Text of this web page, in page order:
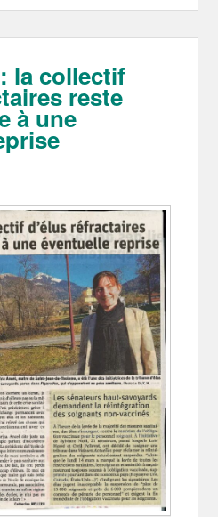
la collectif
reste
à une